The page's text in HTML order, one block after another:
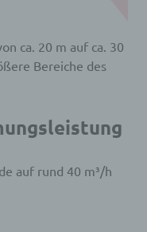
ca. 20 m auf ca. 30
Bereiche des
auf rund 40 m³/h